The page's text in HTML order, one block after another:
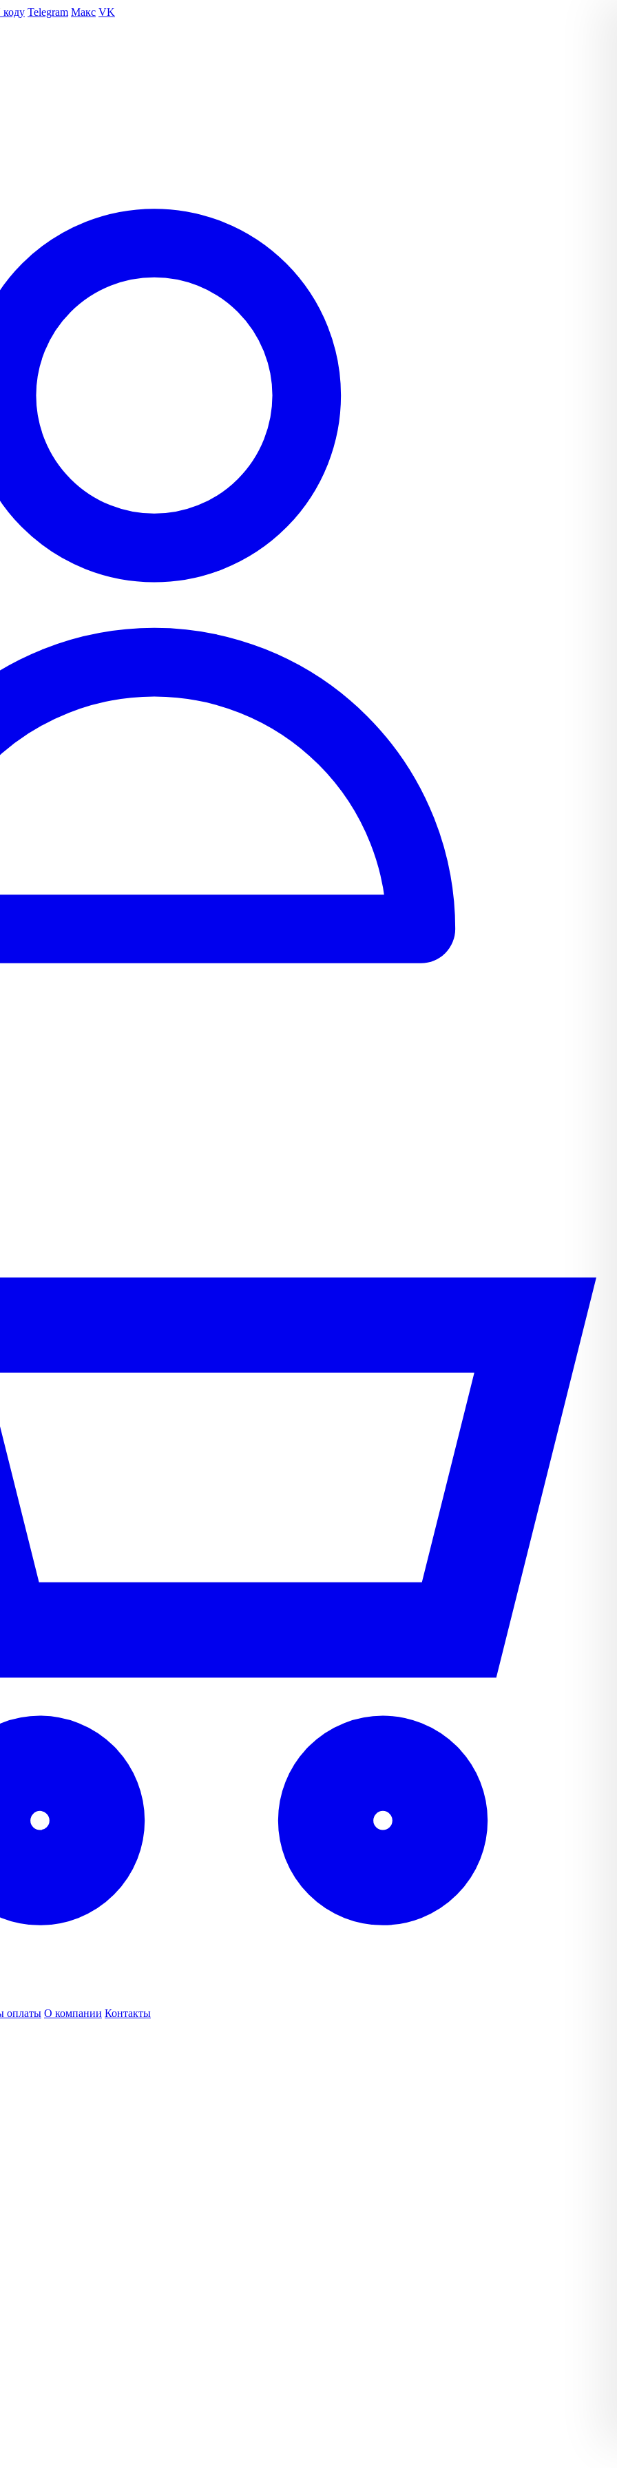
коду Telegram Макс VK
оплаты О компании Контакты